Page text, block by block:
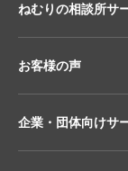
ねむりの相談所サ
お客様の声
企業・団体向けサ